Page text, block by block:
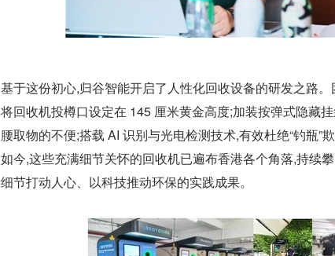
基于这份初心,归谷智能开启了人性化回收设备的研发之路
将回收机投樽口设定在 145 厘米黄金高度;加装按弹式隐藏
腰取物的不便;搭载 AI 识别与光电检测技术,有效杜绝“钓瓶”
如今,这些充满细节关怀的回收机已遍布香港各个角落,持续
细节打动人心、以科技推动环保的实践成果。